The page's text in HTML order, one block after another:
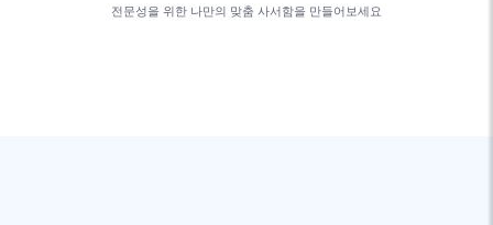
전문성을 위한 나만의 맞춤 사서함을 만들어보세요